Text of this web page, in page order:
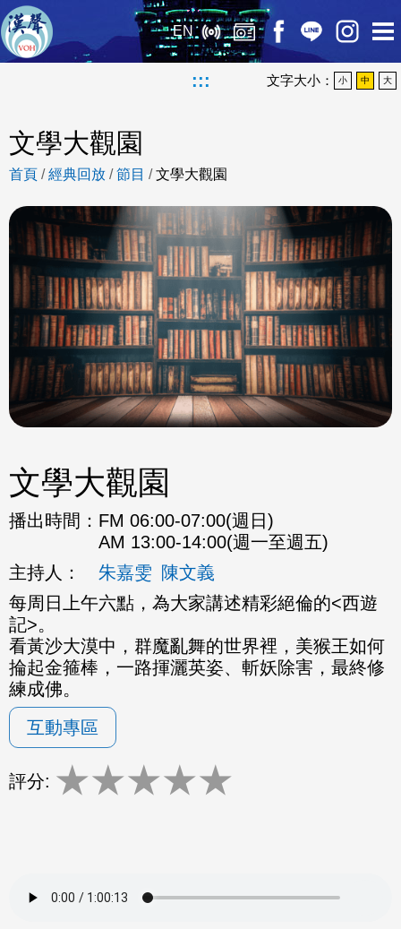
EN
::: 文字大小： 小 中 大
文學大觀園
首頁 /經典回放 /節目 /文學大觀園
文學大觀園
播出時間： FM 06:00-07:00(週日)
AM 13:00-14:00(週一至週五)
主持人：
朱嘉雯 陳文義
每周日上午六點，為大家講述精彩絕倫的<西遊
記>。
看黃沙大漠中，群魔亂舞的世界裡，美猴王如何
掄起金箍棒，一路揮灑英姿、斬妖除害，最終修
練成佛。
互動專區
評分: ★★★★★